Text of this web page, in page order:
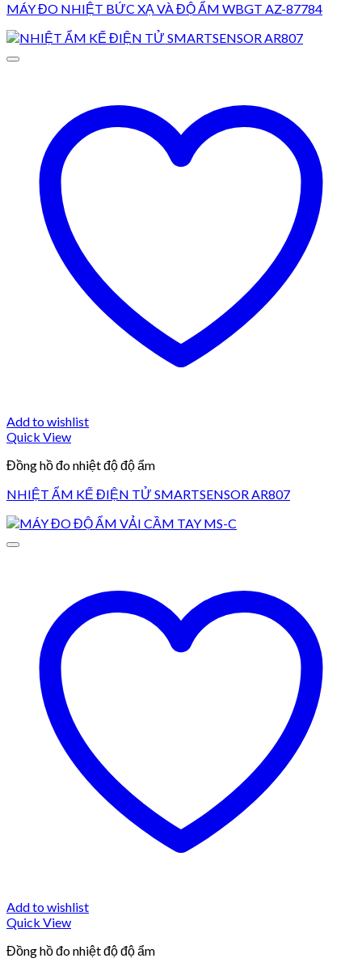
MÁY ĐO NHIỆT BỨC XẠ VÀ ĐỘ ẨM WBGT AZ-87784
Add to wishlist
Quick View
Đồng hồ đo nhiệt độ độ ẩm
NHIỆT ẨM KẾ ĐIỆN TỬ SMARTSENSOR AR807
Add to wishlist
Quick View
Đồng hồ đo nhiệt độ độ ẩm